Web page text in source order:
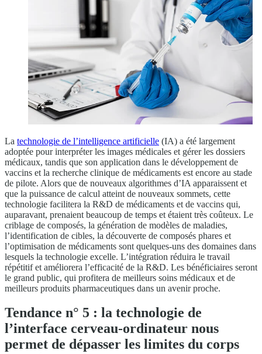
La technologie de l’intelligence artificielle (IA) a été largement
adoptée pour interpréter les images médicales et gérer les dossiers
médicaux, tandis que son application dans le développement de
vaccins et la recherche clinique de médicaments est encore au stade
de pilote. Alors que de nouveaux algorithmes d’IA apparaissent et
que la puissance de calcul atteint de nouveaux sommets, cette
technologie facilitera la R&D de médicaments et de vaccins qui,
auparavant, prenaient beaucoup de temps et étaient très coûteux. Le
criblage de composés, la génération de modèles de maladies,
l’identification de cibles, la découverte de composés phares et
l’optimisation de médicaments sont quelques-uns des domaines dans
lesquels la technologie excelle. L’intégration réduira le travail
répétitif et améliorera l’efficacité de la R&D. Les bénéficiaires seront
le grand public, qui profitera de meilleurs soins médicaux et de
meilleurs produits pharmaceutiques dans un avenir proche.
Tendance n° 5 : la technologie de
l’interface cerveau-ordinateur nous
permet de dépasser les limites du corps